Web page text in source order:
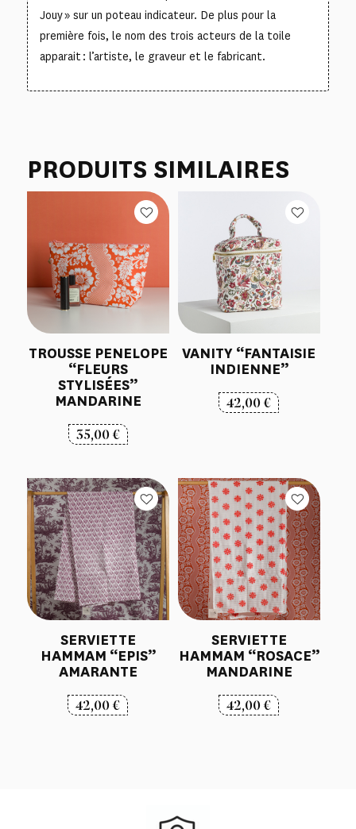
Jouy » sur un poteau indicateur. De plus pour la
première fois, le nom des trois acteurs de la toile
apparait : l’artiste, le graveur et le fabricant.
PRODUITS SIMILAIRES
TROUSSE PENELOPE
“FLEURS
STYLISÉES”
MANDARINE
35,00€
VANITY “FANTAISIE
INDIENNE”
42,00€
SERVIETTE
HAMMAM “EPIS”
AMARANTE
42,00€
SERVIETTE
HAMMAM “ROSACE”
MANDARINE
42,00€